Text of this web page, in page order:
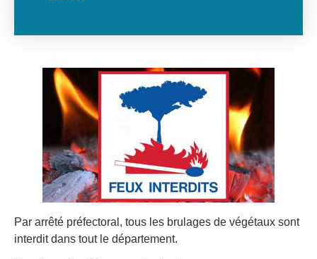
Par arrêté préfectoral, tous les brulages de végétaux sont
interdit dans tout le département.